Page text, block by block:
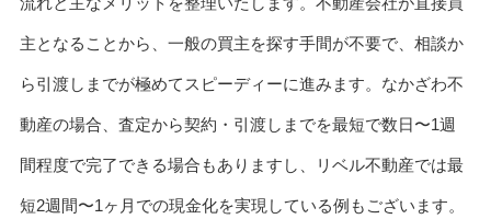
主となることから、一般の買主を探す手間が不要で、相談か
ら引渡しまでが極めてスピーディーに進みます。なかざわ不
動産の場合、査定から契約・引渡しまでを最短で数日〜1週
間程度で完了できる場合もありますし、リベル不動産では最
短2週間〜1ヶ月での現金化を実現している例もございます。